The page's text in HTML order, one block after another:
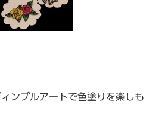
ンプルアートで色塗りを楽しも